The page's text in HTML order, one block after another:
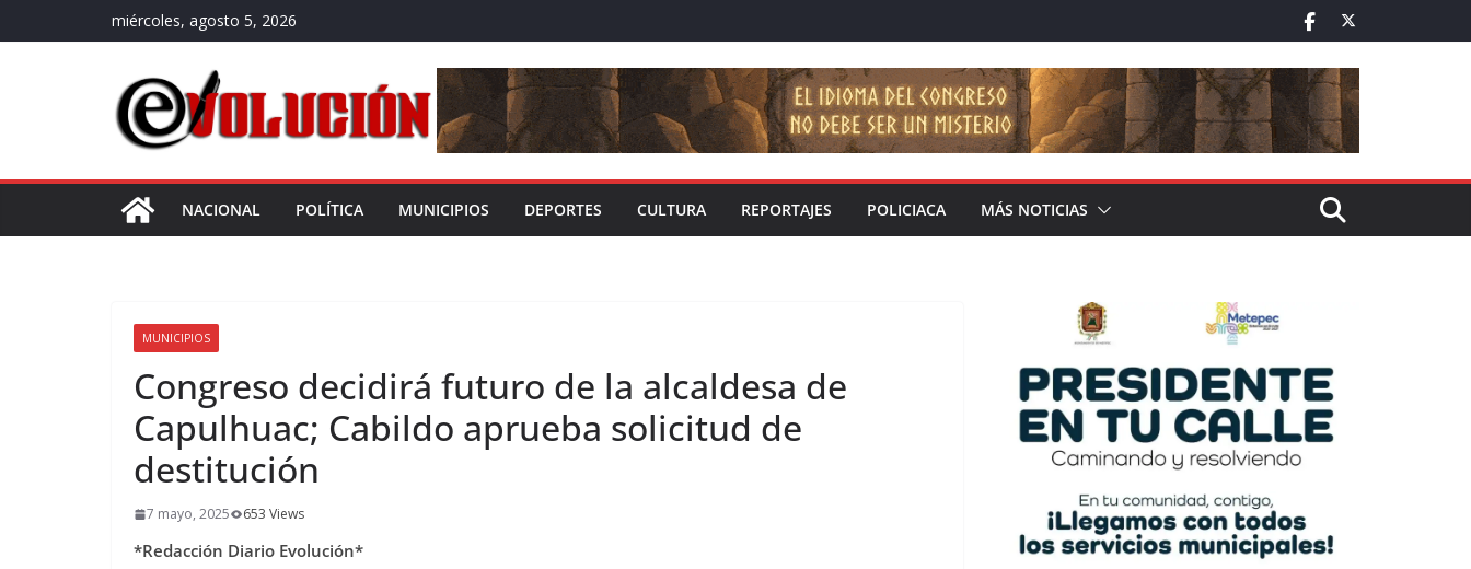
al
miércoles, agosto 5, 2026
NACIONAL POLÍTICA MUNICIPIOS DEPORTES CULTURA REPORTAJES POLICIACA MÁS NOTICIAS
MUNICIPIOS
Congreso decidirá futuro de la alcaldesa de
Capulhuac; Cabildo aprueba solicitud de
destitución
7 mayo, 2025 653 Views
*Redacción Diario Evolución*